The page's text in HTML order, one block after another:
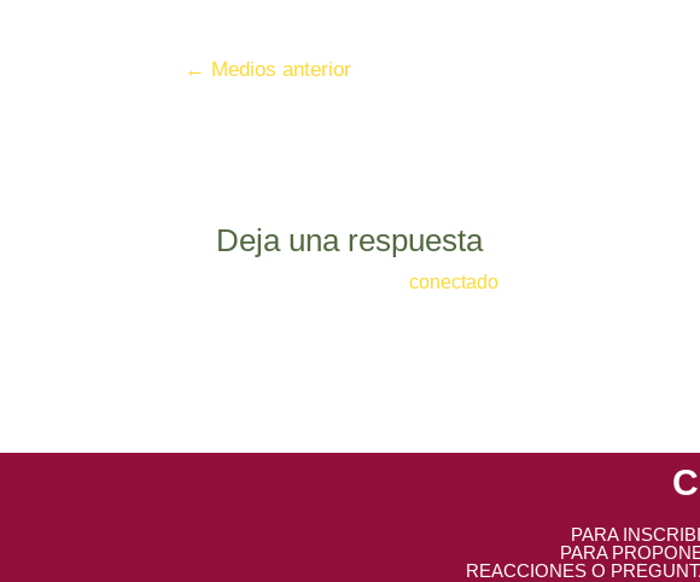
← Medios anterior
Deja una respuesta
conectadopara publicar un
PARA
PARA
REACCIONES O